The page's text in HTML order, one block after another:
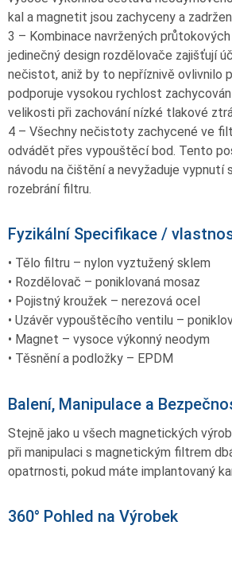
kal a magnetit jsou zachyceny a
3 – Kombinace navržených
jedinečný design rozdělovače zajišťují
nečistot, aniž by to nepříznivě ovlivnilo
podporuje vysokou rychlost
velikosti při zachování nízké tlakové
4 – Všechny nečistoty zachycené ve
odvádět přes vypouštěcí bod. Tento
návodu na čištění a nevyžaduje vypnutí
rozebrání filtru.
Fyzikální Specifikace /
• Tělo filtru – nylon vyztužený sklem
• Rozdělovač – poniklovaná mosaz
• Pojistný kroužek – nerezová ocel
• Uzávěr vypouštěcího ventilu –
• Magnet – vysoce výkonný neodym
• Těsnění a podložky – EPDM
Balení, Manipulace a
Stejně jako u všech magnetických
při manipulaci s magnetickým filtrem
opatrnosti, pokud máte implantovaný
360° Pohled na Výrobek